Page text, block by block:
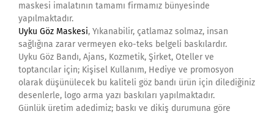
maskesi imalatının tamamı firmamız bünyesinde
yapılmaktadır.
Uyku Göz Maskesi, Yıkanabilir, çatlamaz solmaz, insan
sağlığına zarar vermeyen eko-teks belgeli baskılardır.
Uyku Göz Bandı, Ajans, Kozmetik, Şirket, Oteller ve
toptancılar için; Kişisel Kullanım, Hediye ve promosyon
olarak düşünülecek bu kaliteli göz bandı ürün için dilediğiniz
desenlerle, logo arma yazı baskıları yapılmaktadır.
Günlük üretim adedimiz; baskı ve dikiş durumuna göre